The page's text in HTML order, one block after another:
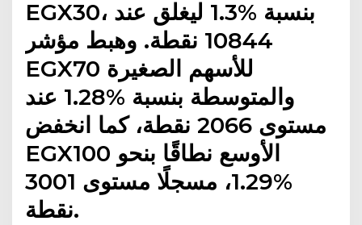
EGX30، بنسبة %1.3 ليغلق عند
10844 نقطة. وهبط مؤشر
EGX70 للأسهم الصغيرة
والمتوسطة بنسبة %1.28 عند
مستوى 2066 نقطة، كما انخفض
EGX100 الأوسع نطاقًا بنحو
%1.29، مسجلًا مستوى 3001
نقطة.